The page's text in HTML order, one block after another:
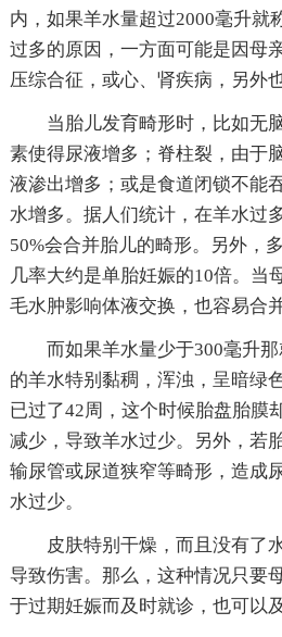
内，如果羊水量超过2000毫升就
过多的原因，一方面可能是因母
压综合征，或心、肾疾病，另外
当胎儿发育畸形时，比如无
素使得尿液增多；脊柱裂，由于
液渗出增多；或是食道闭锁不能
水增多。据人们统计，在羊水过
50%会合并胎儿的畸形。另外，
几率大约是单胎妊娠的10倍。当
毛水肿影响体液交换，也容易合
而如果羊水量少于300毫升
的羊水特别黏稠，浑浊，呈暗绿
已过了42周，这个时候胎盘胎膜
减少，导致羊水过少。另外，若
输尿管或尿道狭窄等畸形，造成
水过少。
皮肤特别干燥，而且没有了
导致伤害。那么，这种情况只要
于过期妊娠而及时就诊，也可以